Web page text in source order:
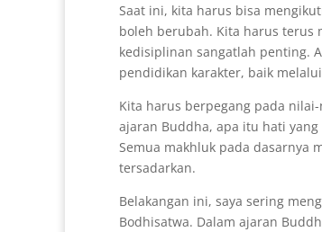
Saat ini, kita harus bisa
boleh berubah. Kita harus terus
kedisiplinan sangatlah penting.
pendidikan karakter, baik
Kita harus berpegang pada
ajaran Buddha, apa itu hati
Semua makhluk pada dasarnya
tersadarkan.
Belakangan ini, saya sering
Bodhisatwa. Dalam ajaran